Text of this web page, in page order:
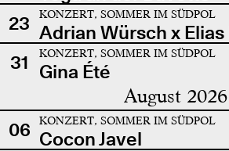
23
KONZERT, SOMMER IM SÜDPOL
Adrian Würsch x
31
KONZERT, SOMMER IM SÜDPOL
Gina Été
August 2026
06 KONZERT, SOMMER IM SÜDPOL
Cocon Javel